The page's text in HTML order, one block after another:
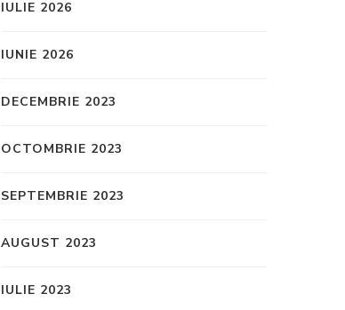
IULIE 2026
IUNIE 2026
DECEMBRIE 2023
OCTOMBRIE 2023
SEPTEMBRIE 2023
AUGUST 2023
IULIE 2023